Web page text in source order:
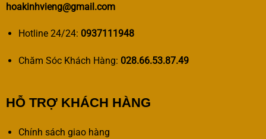
hoakinhvieng@gmail.com
Hotline 24/24: 0937111948
Chăm Sóc Khách Hàng: 028.66.53.87.49
HỖ TRỢ KHÁCH HÀNG
Chính sách giao hàng